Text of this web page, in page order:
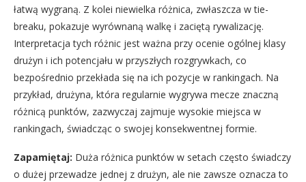
łatwą wygraną. Z kolei niewielka różnica, zwłaszcza w tie-
breaku, pokazuje wyrównaną walkę i zaciętą rywalizację.
Interpretacja tych różnic jest ważna przy ocenie ogólnej klasy
drużyn i ich potencjału w przyszłych rozgrywkach, co
bezpośrednio przekłada się na ich pozycje w rankingach. Na
przykład, drużyna, która regularnie wygrywa mecze znaczną
różnicą punktów, zazwyczaj zajmuje wysokie miejsca w
rankingach, świadcząc o swojej konsekwentnej formie.
Zapamiętaj: Duża różnica punktów w setach często świadczy
o dużej przewadze jednej z drużyn, ale nie zawsze oznacza to